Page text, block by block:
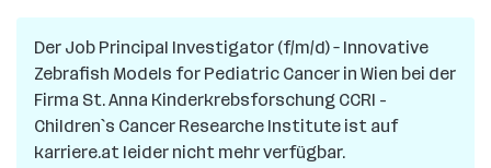
Jobs
in
Wien
Der Job Principal Investigator (f/m/d) – Innovative
Zebrafish Models for Pediatric Cancer in Wien bei der
Firma St. Anna Kinderkrebsforschung CCRI -
Children`s Cancer Researche Institute ist auf
karriere.at leider nicht mehr verfügbar.